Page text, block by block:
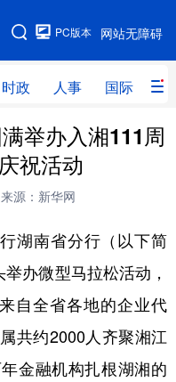
网站无障碍
PC版本
时政 人事 国际 财
时政 人事
网评
全球连线
量子 体育
健康 军事
金融 汽车
举办入湘111周
祝活动
来源：新华网
湖南省分行（以下简
办微型马拉松活动，
自全省各地的企业代
共约2000人齐聚湘江
金融机构扎根湖湘的